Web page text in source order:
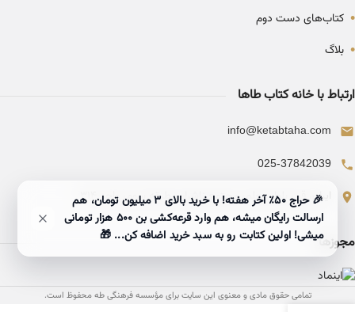
• کتاب‌های دست دوم
• بلاگ
ارتباط با خانه کتاب طاها
info@ketabtaha.com
025-37842039
ایران، قم، بلوار معلم، مجتمع ناشران، طبقه سوم، واحد ۳۱۴
مجوزها
تمامی حقوق مادی و معنوی این سایت برای مؤسسه فرهنگی طه محفوظ است.
🎉 حراج ۵۰٪ آخر هفته! با خرید بالای 3 میلیون تومان، هم
ارسالت رایگان میشه، هم وارد قرعه‌کشی بن ۵۰۰ هزار تومانی
میشی! اولین کتابت رو به سبد خرید اضافه کن... 🎁